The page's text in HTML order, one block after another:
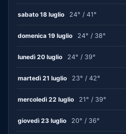
sabato 18 luglio 24° / 41°
domenica 19 luglio 24° / 38°
lunedì 20 luglio 24° / 39°
martedì 21 luglio 23° / 42°
mercoledì 22 luglio 21° / 39°
giovedì 23 luglio 20° / 36°